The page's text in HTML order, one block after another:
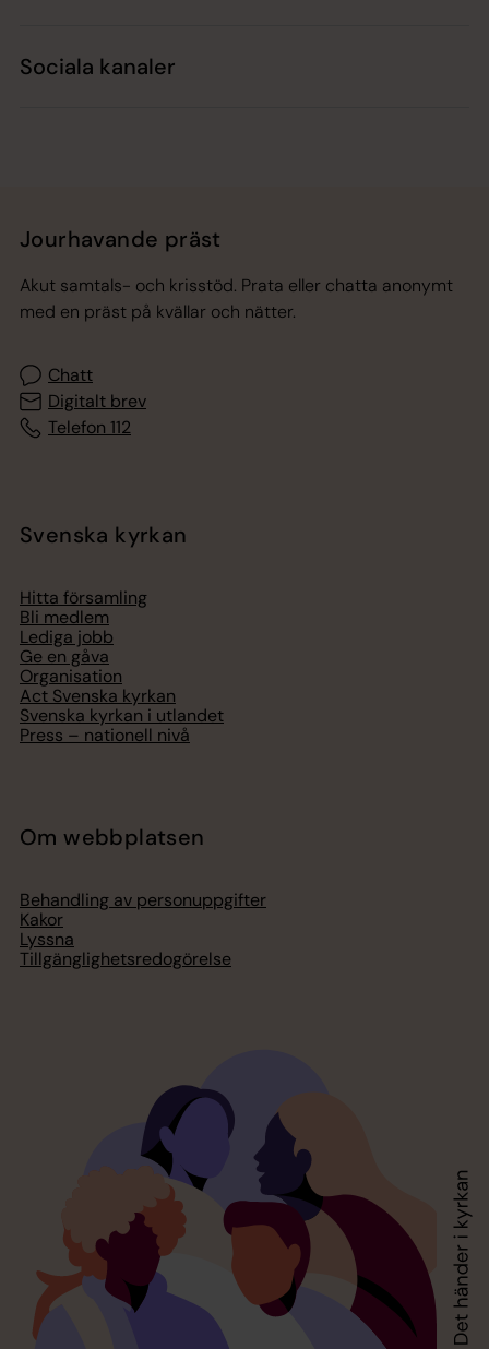
Sociala kanaler
Jourhavande präst
Akut samtals- och krisstöd. Prata eller chatta anonymt
med en präst på kvällar och nätter.
Chatt
Digitalt brev
Telefon 112
Svenska kyrkan
Hitta församling
Bli medlem
Lediga jobb
Ge en gåva
Organisation
Act Svenska kyrkan
Svenska kyrkan i utlandet
Press – nationell nivå
Om webbplatsen
Behandling av personuppgifter
Kakor
Lyssna
Tillgänglighetsredogörelse